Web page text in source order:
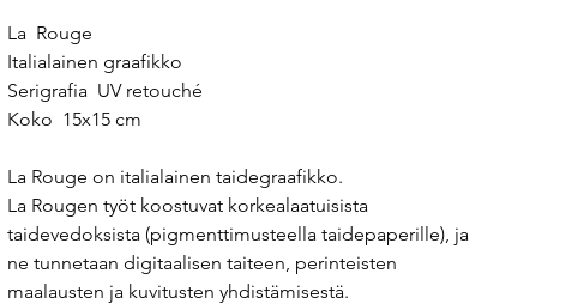
La  Rouge
Italialainen graafikko
Serigrafia  UV retouché
Koko  15x15 cm
La Rouge on italialainen taidegraafikko.
La Rougen työt koostuvat korkealaatuisista
taidevedoksista (pigmenttimusteella taidepaperille), ja
ne tunnetaan digitaalisen taiteen, perinteisten
maalausten ja kuvitusten yhdistämisestä.